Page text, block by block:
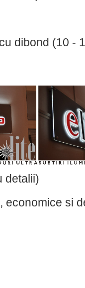
dibond (10 -
detalii)
economice si